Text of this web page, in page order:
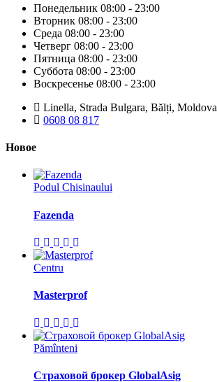
Понедельник 08:00 - 23:00
Вторник 08:00 - 23:00
Среда 08:00 - 23:00
Четверг 08:00 - 23:00
Пятница 08:00 - 23:00
Суббота 08:00 - 23:00
Воскресенье 08:00 - 23:00
Linella, Strada Bulgara, Bălți, Moldova
0608 08 817
Новое
Podul Chisinaului
Fazenda
Centru
Masterprof
Pămînteni
Страховой брокер GlobalAsig